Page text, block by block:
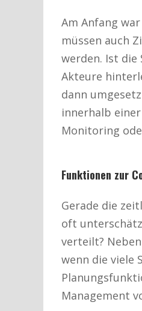
Am Anfang
müssen auch
werden. Ist
Akteure
dann
innerhalb einer
Monitoring
Funktionen zur
Gerade die
oft
verteilt?
wenn die viele
Management